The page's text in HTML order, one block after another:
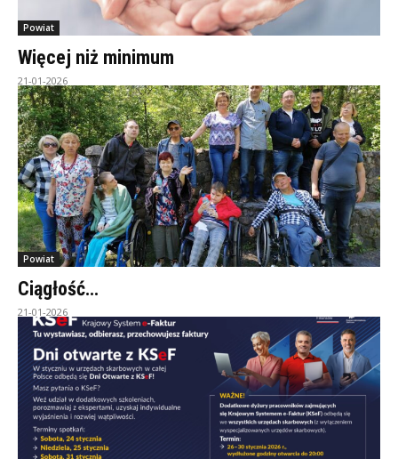
Powiat
Więcej niż minimum
21-01-2026
Powiat
Ciągłość…
21-01-2026